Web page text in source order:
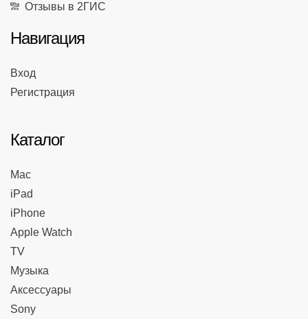
Отзывы в 2ГИС
Навигация
Вход
Регистрация
Каталог
Mac
iPad
iPhone
Apple Watch
TV
Музыка
Аксессуары
Sony